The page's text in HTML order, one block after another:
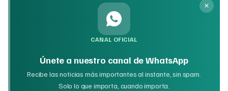
CANAL OFICIAL
Únete a nuestro canal de WhatsApp
Recibe las noticias más importantes al instante, sin spam.
Solo lo que importa, cuando importa.